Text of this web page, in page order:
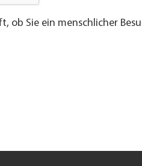
ob Sie ein menschlicher